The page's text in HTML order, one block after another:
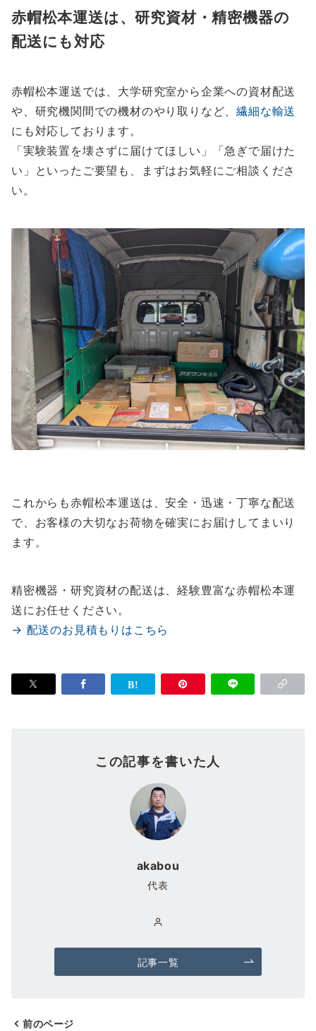
赤帽松本運送は、研究資材・精密機器の
配送にも対応
赤帽松本運送では、大学研究室から企業への資材配送
や、研究機関間での機材のやり取りなど、繊細な輸送
にも対応しております。
「実験装置を壊さずに届けてほしい」「急ぎで届けた
い」といったご要望も、まずはお気軽にご相談くださ
い。
これからも赤帽松本運送は、安全・迅速・丁寧な配送
で、お客様の大切なお荷物を確実にお届けしてまいり
ます。
精密機器・研究資材の配送は、経験豊富な赤帽松本運
送にお任せください。
→ 配送のお見積もりはこちら
この記事を書いた人
akabou
代表
記事一覧
前のページ